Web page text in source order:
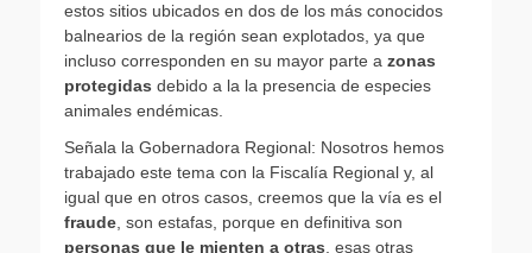
estos sitios ubicados en dos de los más conocidos
balnearios de la región sean explotados, ya que
incluso corresponden en su mayor parte a zonas
protegidas debido a la la presencia de especies
animales endémicas.
Señala la Gobernadora Regional: Nosotros hemos
trabajado este tema con la Fiscalía Regional y, al
igual que en otros casos, creemos que la vía es el
fraude, son estafas, porque en definitiva son
personas que le mienten a otras, esas otras